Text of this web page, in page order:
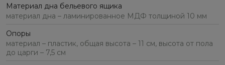
Материал дна бельевого ящика
материал дна – ламинированное МДФ толщиной 10 мм
Опоры
материал – пластик, общая высота – 11 см, высота от пола
до царги – 7,5 см